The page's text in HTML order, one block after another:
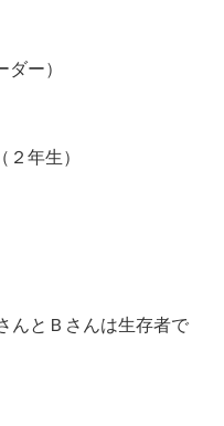
ー）
年生）
んとＢさんは生存者で